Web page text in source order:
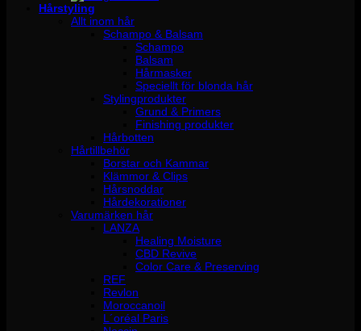
Hårstyling
Allt inom hår
Schampo & Balsam
Schampo
Balsam
Hårmasker
Speciellt för blonda hår
Stylingprodukter
Grund & Primers
Finishing produkter
Hårbotten
Hårtillbehör
Borstar och Kammar
Klämmor & Clips
Hårsnoddar
Hårdekorationer
Varumärken hår
LANZA
Healing Moisture
CBD Revive
Color Care & Preserving
REF
Revlon
Moroccanoil
L´oréal Paris